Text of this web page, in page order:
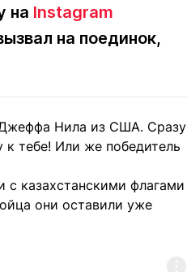
Светлая тема
на Instagram
на поединок,
Нила из США. Сразу
к тебе! Или же победитель
с казахстанскими флагами
они оставили уже